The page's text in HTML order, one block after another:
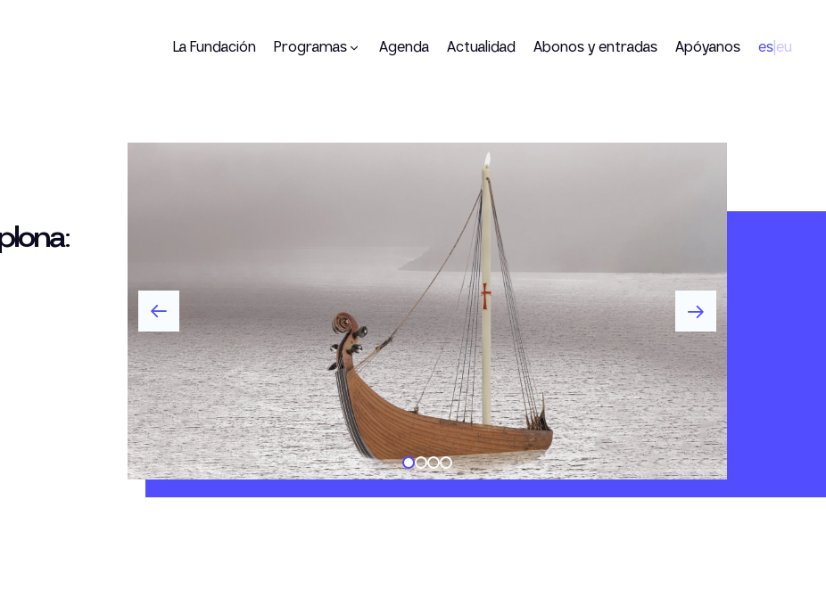
La Fundación Programas Agenda Actualidad Abonos y entradas Apóyanos eseu